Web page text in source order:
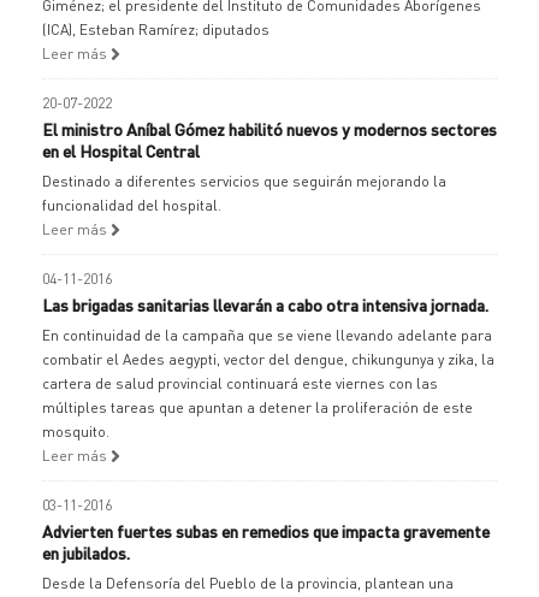
Giménez; el presidente del Instituto de Comunidades Aborígenes
(ICA), Esteban Ramírez; diputados
Leer más
20-07-2022
El ministro Aníbal Gómez habilitó nuevos y modernos sectores
en el Hospital Central
Destinado a diferentes servicios que seguirán mejorando la
funcionalidad del hospital.
Leer más
04-11-2016
Las brigadas sanitarias llevarán a cabo otra intensiva jornada.
En continuidad de la campaña que se viene llevando adelante para
combatir el Aedes aegypti, vector del dengue, chikungunya y zika, la
cartera de salud provincial continuará este viernes con las
múltiples tareas que apuntan a detener la proliferación de este
mosquito.
Leer más
03-11-2016
Advierten fuertes subas en remedios que impacta gravemente
en jubilados.
Desde la Defensoría del Pueblo de la provincia, plantean una